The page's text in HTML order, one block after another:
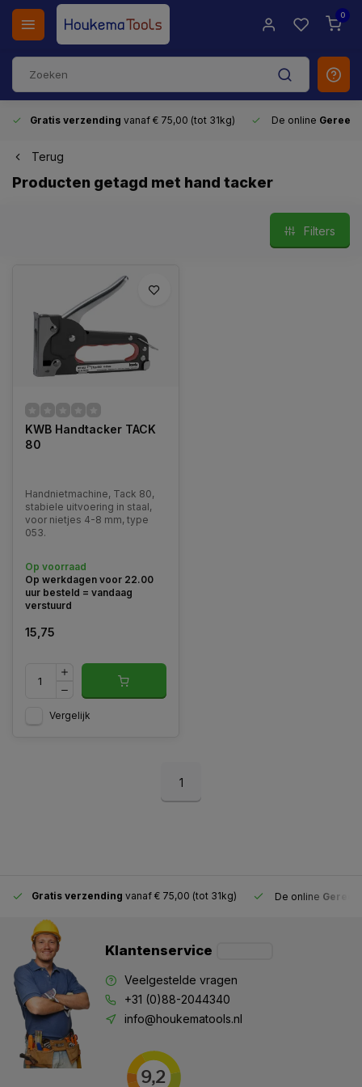
0
Gratis verzending vanaf € 75,00 (tot 31kg) De online
Terug
Producten getagd met hand tacker
Filters
KWB Handtacker TACK
80
Handnietmachine, Tack 80,
stabiele uitvoering in staal,
voor nietjes 4-8 mm, type
053.
Op voorraad
Op werkdagen voor 22.00
uur besteld = vandaag
verstuurd
15,75
Vergelijk
1
Gratis verzending vanaf € 75,00 (tot 31kg) De online
Klantenservice
Veelgestelde vragen
+31 (0)88-2044340
info@houkematools.nl